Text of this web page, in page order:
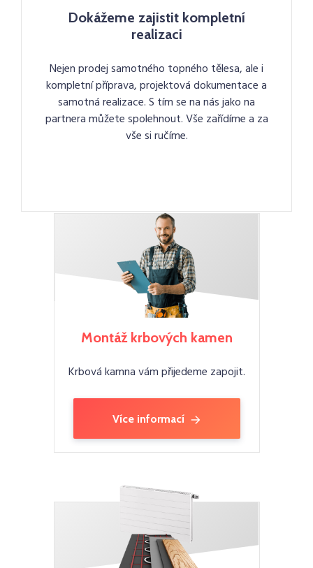
Dokážeme zajistit kompletní
realizaci
Nejen prodej samotného topného tělesa, ale i
kompletní příprava, projektová dokumentace a
samotná realizace. S tím se na nás jako na
partnera můžete spolehnout. Vše zařídíme a za
vše si ručíme.
Montáž krbových kamen
Krbová kamna vám přijedeme zapojit.
Více informací